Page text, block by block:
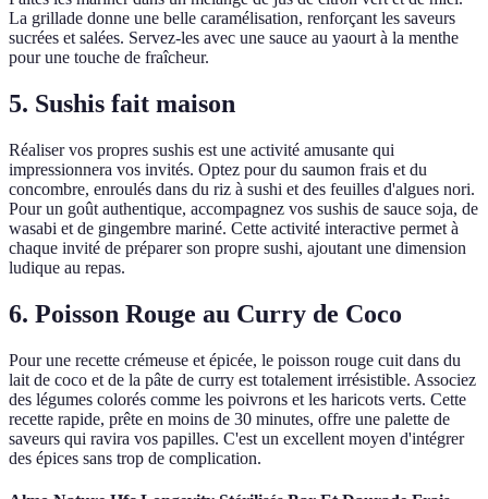
La grillade donne une belle caramélisation, renforçant les saveurs
sucrées et salées. Servez-les avec une sauce au yaourt à la menthe
pour une touche de fraîcheur.
5. Sushis fait maison
Réaliser vos propres sushis est une activité amusante qui
impressionnera vos invités. Optez pour du saumon frais et du
concombre, enroulés dans du riz à sushi et des feuilles d'algues nori.
Pour un goût authentique, accompagnez vos sushis de sauce soja, de
wasabi et de gingembre mariné. Cette activité interactive permet à
chaque invité de préparer son propre sushi, ajoutant une dimension
ludique au repas.
6. Poisson Rouge au Curry de Coco
Pour une recette crémeuse et épicée, le poisson rouge cuit dans du
lait de coco et de la pâte de curry est totalement irrésistible. Associez
des légumes colorés comme les poivrons et les haricots verts. Cette
recette rapide, prête en moins de 30 minutes, offre une palette de
saveurs qui ravira vos papilles. C'est un excellent moyen d'intégrer
des épices sans trop de complication.